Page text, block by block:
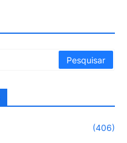
(406)